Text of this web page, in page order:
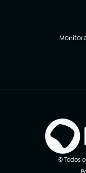
(abre
© Todos